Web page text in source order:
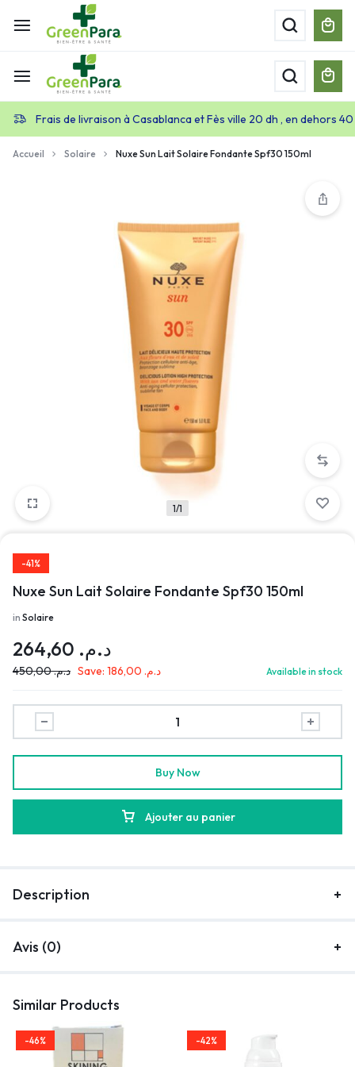
Frais de livraison à Casablanca et Fès ville 20 dh , en dehors
Accueil Solaire Nuxe Sun Lait Solaire Fondante Spf30 150ml
1/1
-41%
Nuxe Sun Lait Solaire Fondante Spf30 150ml
in Solaire
د.م.
د.م.450,00 Save: د.م. Available in stock
Ajouter au panier
Buy Now
Description
Avis (0)
Similar Products
-46% -42%